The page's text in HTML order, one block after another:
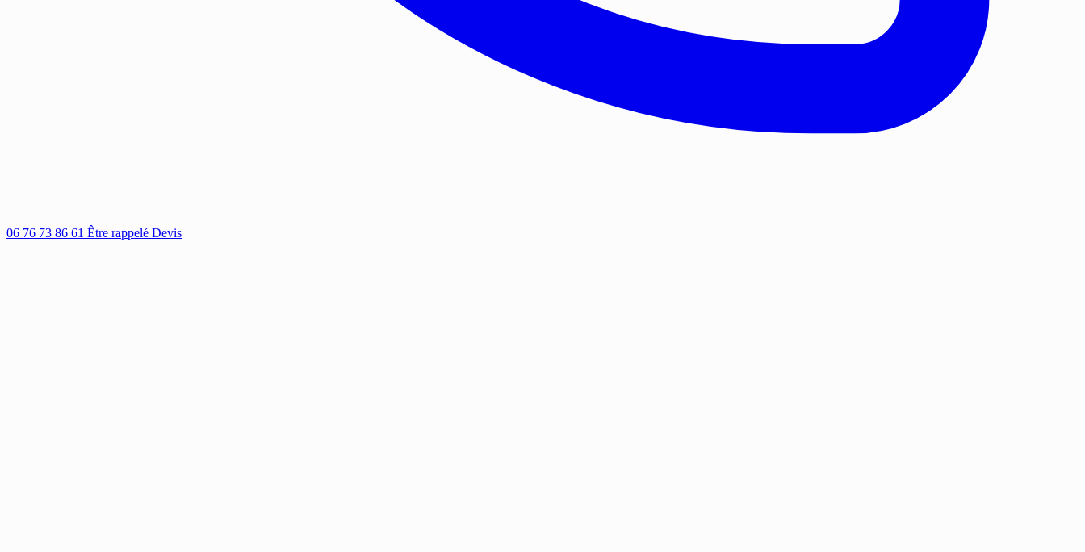
06 76 73 86 61 Être rappelé Devis